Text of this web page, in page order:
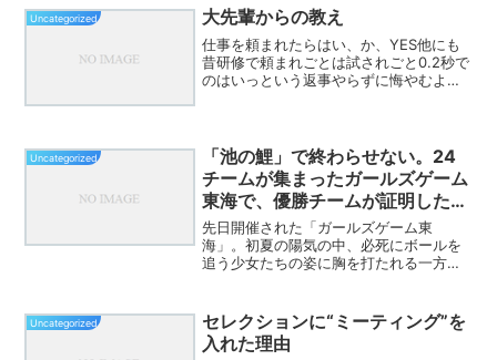
見たときに力が続かないと感...
Uncategorized 大先輩からの教え
仕事を頼まれたらはい、か、YES他にも
昔研修で頼まれごとは試されごと0.2秒で
のはいっという返事やらずに悔やむより
Uncategorized
「池の鯉」で終わらせない。24
チームが集まったガールズゲーム
東海で、優勝チームが証明した
「子供が主役」の真髄。
先日開催された「ガールズゲーム東
海」。初夏の陽気の中、必死にボールを
追う少女たちの姿に胸を打たれる一方
した。今日は、一保護者の独り言とし
て、しかし、これからの子供たちの...
Uncategorized
セレクションに“ミーティング”を
入れた理由